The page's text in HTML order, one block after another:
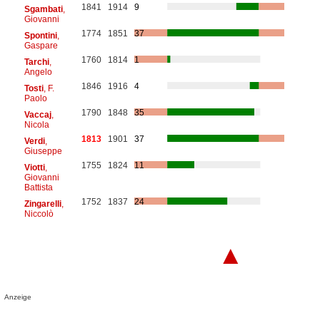
Sgambati,
Giovanni
1841 1914 9
Spontini,
Gaspare
1774 1851 37
Tarchi,
Angelo
1760 1814 1
Tosti, F.
Paolo
1846 1916 4
Vaccaj,
Nicola
1790 1848 35
Verdi,
Giuseppe
1813 1901 37
Viotti,
Giovanni
Battista
1755 1824 11
Zingarelli,
Niccolò
1752 1837 24
▲
Anzeige